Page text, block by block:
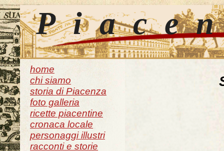
home
chi siamo
storia di Piacenza
foto galleria
ricette piacentine
cronaca locale
personaggi illustri
racconti e storie